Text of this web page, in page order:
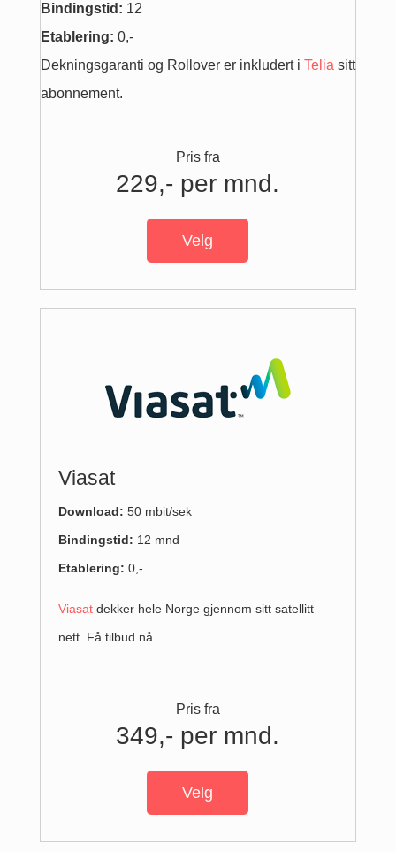
Bindingstid: 12
Etablering: 0,-
Dekningsgaranti og Rollover er inkludert i Telia sitt
abonnement.
Pris fra
229,- per mnd.
Velg
Viasat
Download: 50 mbit/sek
Bindingstid: 12 mnd
Etablering: 0,-
Viasatdekker hele Norge gjennom sitt satellitt
nett. Få tilbud nå.
Pris fra
349,- per mnd.
Velg